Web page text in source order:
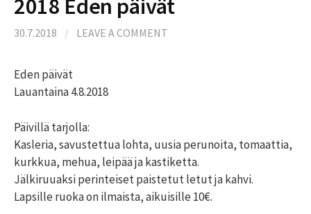
2018 Eden päivät
30.7.2018 / LEAVE A COMMENT
Eden päivät
Lauantaina 4.8.2018
Päivillä tarjolla:
Kasleria, savustettua lohta, uusia perunoita, tomaattia,
kurkkua, mehua, leipää ja kastiketta.
Jälkiruuaksi perinteiset paistetut letut ja kahvi.
Lapsille ruoka on ilmaista, aikuisille 10€.